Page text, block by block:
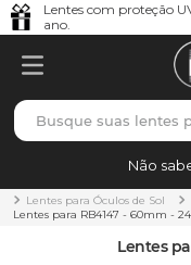
Lentes com proteção
ano.
Busque suas lentes
Não
Lentes para Óculos de Sol
Lentes para RB4147 - 60mm -
Lentes
TERMOS MAIS
1º borrachas
holbrook